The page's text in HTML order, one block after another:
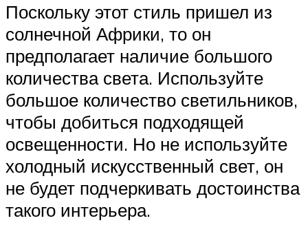
Поскольку этот стиль пришел из
солнечной Африки, то он
предполагает наличие большого
количества света. Используйте
большое количество светильников,
чтобы добиться подходящей
освещенности. Но не используйте
холодный искусственный свет, он
не будет подчеркивать достоинства
такого интерьера.